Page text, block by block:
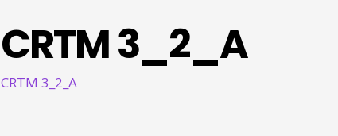
CRTM 3_2_A
CRTM 3_2_A